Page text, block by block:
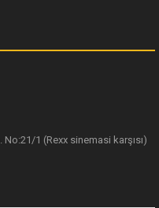
No:21/1 (Rexx sinemasi karşısı)